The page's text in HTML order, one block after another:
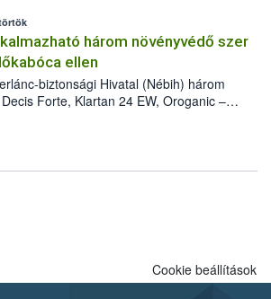
emellett az intézkedéseket a szlovák
a terjedés megállítása érdekében.
három növényvédő szer
ellen
biztonsági Hivatal (Nébih) három
Forte, Klartan 24 EW, Oroganic –
így azok a szüretet követően,
(BBCH 91) stádiumáig
lehetőség a károsító elleni további
is elérhető és ökológiai termesztésben is
Cookie beállítások